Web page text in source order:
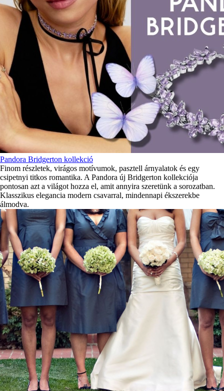
Pandora Bridgerton kollekció
Finom részletek, virágos motívumok, pasztell árnyalatok és egy
csipetnyi titkos romantika. A Pandora új Bridgerton kollekciója
pontosan azt a világot hozza el, amit annyira szeretünk a sorozatban.
Klasszikus elegancia modern csavarral, mindennapi ékszerekbe
álmodva.